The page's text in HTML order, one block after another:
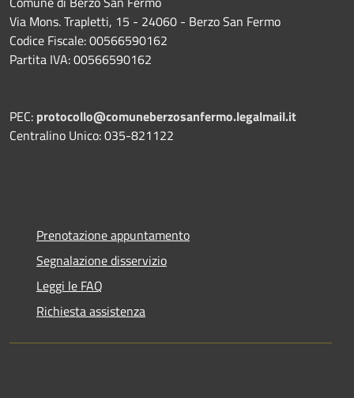
Via Mons. Trapletti, 15 - 24060 - Berzo San Fermo
Codice Fiscale: 00566590162
Partita IVA: 00566590162
PEC: protocollo@comuneberzosanfermo.legalmail.it
Centralino Unico: 035-821122
Prenotazione appuntamento
Segnalazione disservizio
Leggi le FAQ
Richiesta assistenza